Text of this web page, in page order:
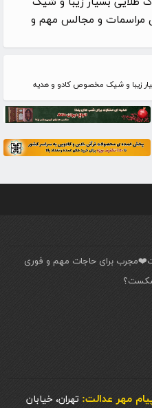
مراسمات و مجالس مهم و
برای حاجات مهم و فوری
شکست؟
مهر عدالت: تهران، خیابان